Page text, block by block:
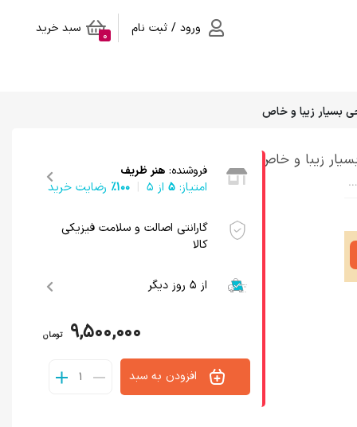
ورود / ثبت نام سبد خرید
0
بسیار زیبا و خاص
زیبا و خاص
A collectible copper plated hearth with attractive flower, chicken and deer engraving, very beautiful and special design
فروشنده:هنر ظریف
امتیاز:5 از ۵ 100٪ رضایت خرید
گارانتی اصالت و سلامت فیزیکی
کالا
از 5 روز دیگر
9,500,000 تومان
افزودن به سبد